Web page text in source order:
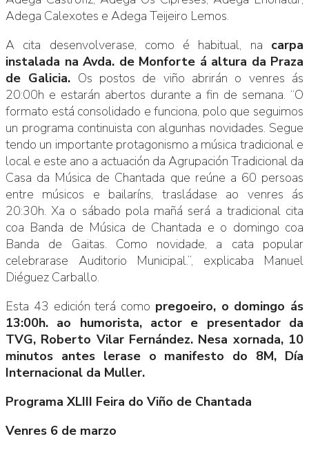
Adega Calexotes e Adega Teijeiro Lemos.
A cita desenvolverase, como é habitual, na carpa
instalada na Avda. de Monforte á altura da Praza
de Galicia. Os postos de viño abrirán o venres ás
20:00h e estarán abertos durante a fin de semana. “O
formato está consolidado e funciona, polo que seguimos
un programa continuista con algunhas novidades. Segue
tendo un importante protagonismo a música tradicional e
local e este ano a actuación da Agrupación Tradicional da
Casa da Música de Chantada que reúne a 60 persoas
entre músicos e bailaríns, trasládase ao venres ás
20:30h. Xa o sábado pola mañá será a tradicional cita
coa Banda de Música de Chantada e o domingo coa
Banda de Gaitas. Como novidade, a cata popular
celebrarase Auditorio Municipal.”, explicaba Manuel
Diéguez Carballo.
Esta 43 edición terá como pregoeiro, o domingo ás
13:00h. ao humorista, actor e presentador da
TVG, Roberto Vilar Fernández. Nesa xornada, 10
minutos antes lerase o manifesto do 8M, Día
Internacional da Muller.
Programa XLIII Feira do Viño de Chantada
Venres 6 de marzo